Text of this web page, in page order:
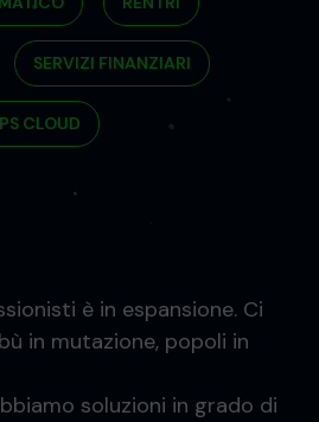
SERVIZI FINANZIARI
CLOUD
è in espansione. Ci
in mutazione, popoli in
soluzioni in grado di